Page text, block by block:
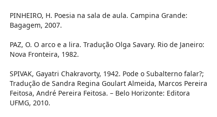
PINHEIRO, H. Poesia na sala de aula. Campina Grande:
Bagagem, 2007.
PAZ, O. O arco e a lira. Tradução Olga Savary. Rio de Janeiro:
Nova Fronteira, 1982.
SPIVAK, Gayatri Chakravorty, 1942. Pode o Subalterno falar?;
Tradução de Sandra Regina Goulart Almeida, Marcos Pereira
Feitosa, André Pereira Feitosa. – Belo Horizonte: Editora
UFMG, 2010.